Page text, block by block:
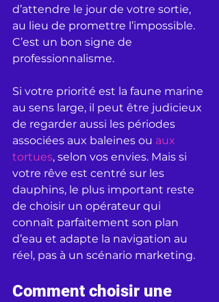
d’attendre le jour de votre sortie,
au lieu de promettre l’impossible.
C’est un bon signe de
professionnalisme.
Si votre priorité est la faune marine
au sens large, il peut être judicieux
de regarder aussi les périodes
associées aux baleines ou aux
tortues, selon vos envies. Mais si
votre rêve est centré sur les
dauphins, le plus important reste
de choisir un opérateur qui
connaît parfaitement son plan
d’eau et adapte la navigation au
réel, pas à un scénario marketing.
Comment choisir une